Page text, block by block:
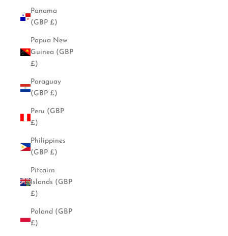
Panama
(GBP £)
Papua New
Guinea (GBP
£)
Paraguay
(GBP £)
Peru (GBP
£)
Philippines
(GBP £)
Pitcairn
Islands (GBP
£)
Poland (GBP
£)